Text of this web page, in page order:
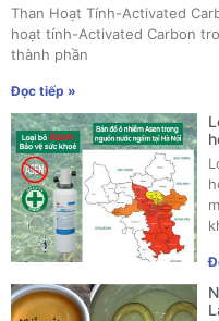
Than Hoạt Tính-Activated
hoạt tính-Activated Carbon
thành phần
Đọc tiếp »